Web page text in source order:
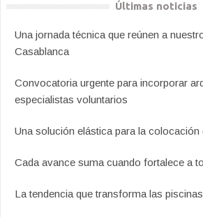
Últimas noticias
Una jornada técnica que reúnen a
Casablanca
Convocatoria urgente para incorporar
especialistas voluntarios
Una solución elástica para la
Cada avance suma cuando fortalece a
La tendencia que transforma las